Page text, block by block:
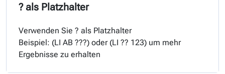
? als Platzhalter
Verwenden Sie ? als Platzhalter
Beispiel: (LI AB ???) oder (LI ?? 123) um mehr
Ergebnisse zu erhalten